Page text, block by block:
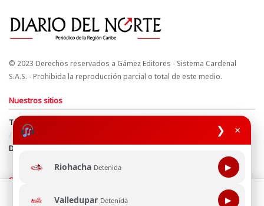
❯ ×
Riohacha Detenida ▶
Valledupar Detenida ▶
© 2023 Derechos reservados a Gámez Editores - Sistema Cardenal
S.A.S. - Prohibida la reproducción parcial o total de este medio.
Nuestros sitios
Términos y Condiciones
Derechos de Autor y Propiedad Intelectual
Política de uso de cookies
Política de Tratamiento de Datos
Directrices Editoriales
Síguenos
Esta página web usa cookie para mejorar tu experiencia de